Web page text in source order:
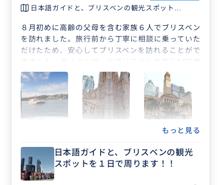
日本語ガイドと、ブリスベンの観光スポット...
８月初めに高齢の父母を含む家族６人でブリスベン
を訪れました。旅行前から丁寧に相談に乗っていた
だけたため、安心してブリスベンを訪れることがで
きました。ガイドツアーはブリスベンの中心CBD地
区を中心に徒歩や公共機関を用いて行いました。
【当日の大まかな行程】
ホテルから徒歩でシティホールへ⇒シティホール時
計塔見学⇒フェリーでストーリブリッジ下のハワー
ドスミスへ⇒徒歩でセントジョーンズ大聖堂へ⇒大
聖堂の内部の見学⇒ハワードスミスで昼食⇒フェリ
天候にも恵まれ最高の市内観光になりました。母
がブリスベンに移住したくなったというくらい素敵
もっと見る
日本語ガイドと、ブリスベンの観光
スポットを１日で周ります！！